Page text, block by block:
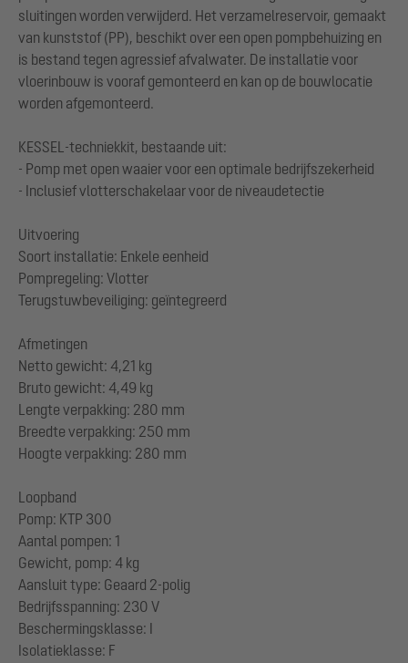
sluitingen worden verwijderd. Het verzamelreservoir, gemaakt
van kunststof (PP), beschikt over een open pompbehuizing en
is bestand tegen agressief afvalwater. De installatie voor
vloerinbouw is vooraf gemonteerd en kan op de bouwlocatie
worden afgemonteerd.
KESSEL-techniekkit, bestaande uit:
- Pomp met open waaier voor een optimale bedrijfszekerheid
- Inclusief vlotterschakelaar voor de niveaudetectie
Uitvoering
Soort installatie: Enkele eenheid
Pompregeling: Vlotter
Terugstuwbeveiliging: geïntegreerd
Afmetingen
Netto gewicht: 4,21 kg
Bruto gewicht: 4,49 kg
Lengte verpakking: 280 mm
Breedte verpakking: 250 mm
Hoogte verpakking: 280 mm
Loopband
Pomp: KTP 300
Aantal pompen: 1
Gewicht, pomp: 4 kg
Aansluit type: Geaard 2-polig
Bedrijfsspanning: 230 V
Beschermingsklasse: I
Isolatieklasse: F